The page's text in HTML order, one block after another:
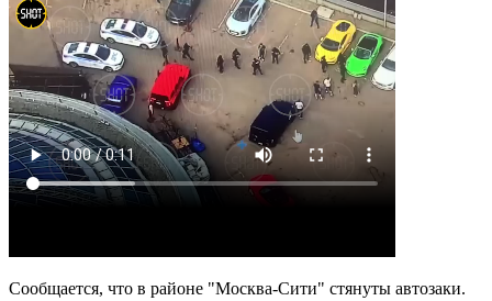
Сообщается, что в районе "Москва-Сити" стянуты автозаки.